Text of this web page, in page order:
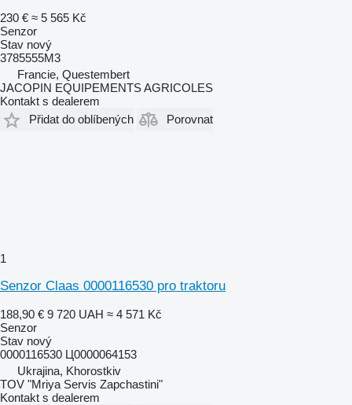
230 € ≈ 5 565 Kč
Senzor
Stav nový
3785555M3
Francie, Questembert
JACOPIN EQUIPEMENTS AGRICOLES
Kontakt s dealerem
Přidat do oblíbených
Porovnat
1
Senzor Claas 0000116530 pro traktoru
188,90 € 9 720 UAH ≈ 4 571 Kč
Senzor
Stav nový
0000116530 Ц0000064153
Ukrajina, Khorostkiv
TOV "Mriya Servis Zapchastini"
Kontakt s dealerem